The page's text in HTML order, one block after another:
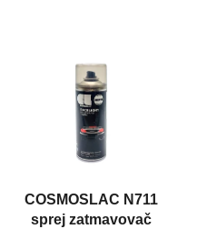
COSMOSLAC N711
sprej zatmavovač